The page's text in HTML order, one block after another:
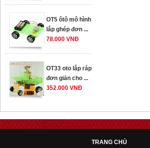
lắp ghép đơn ...
78.000 VNĐ
đơn giản cho ...
352.000 VNĐ
ráp nhấc chân di
TRANG CHỦ